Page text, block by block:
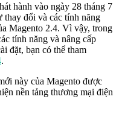
hành vào ngày 28 tháng 7
thay đổi và các tính năng
Magento 2.4. Vì vậy, trong
tính năng và nâng cấp
đặt, bạn có thể tham
.
này của Magento được
nền tảng thương mại điện